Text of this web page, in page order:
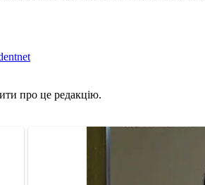
про це редакцію.